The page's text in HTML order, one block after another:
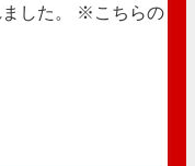
ました。 ※こちらの